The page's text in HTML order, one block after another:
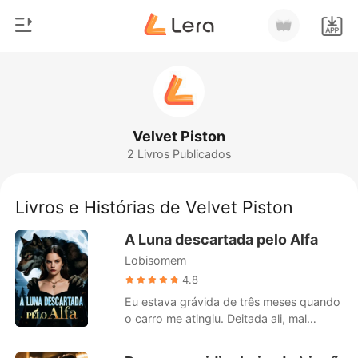
Baixar App
Lobisomem
Romance
Bilionários
Ranking
Velvet Piston
2 Livros Publicados
Livros e Histórias de Velvet Piston
A Luna descartada pelo Alfa
Lobisomem
4.8
Eu estava grávida de três meses quando
o carro me atingiu. Deitada ali, mal